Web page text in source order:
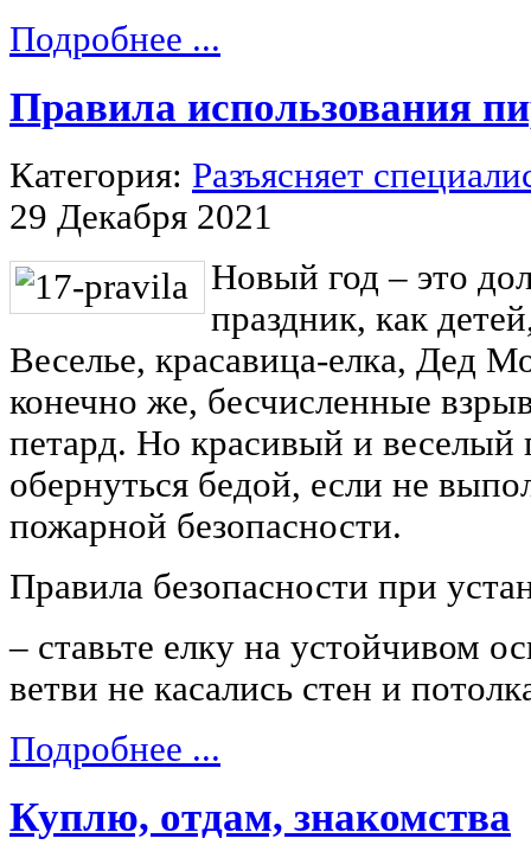
Подробнее ...
Правила использования
Категория: Разъясняет
29 Декабря 2021
Новый год – это
праздник, как
Веселье, красавица-елка, Дед
конечно же, бесчисленные
петард. Но красивый и веселый
обернуться бедой, если не
пожарной безопасности.
Правила безопасности при
– ставьте елку на устойчивом
ветви не касались стен и
Подробнее ...
Куплю, отдам, знакомства